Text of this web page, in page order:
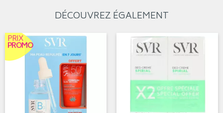
DÉCOUVREZ ÉGALEMENT
PRIX
PROMO